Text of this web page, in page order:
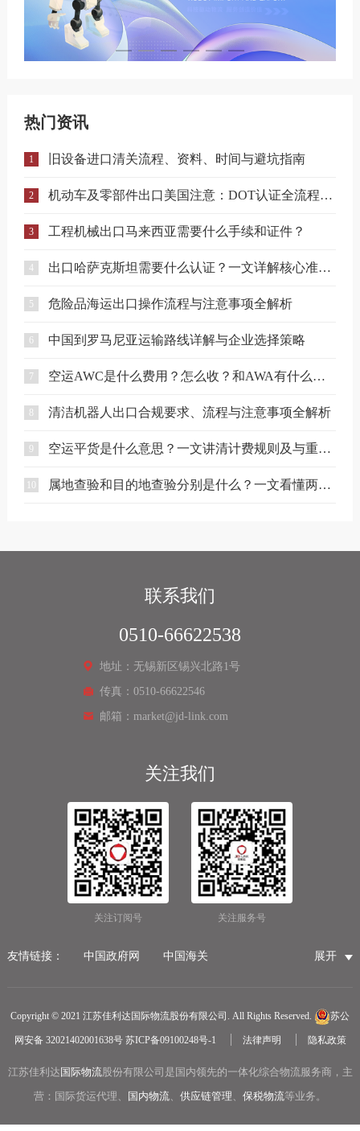
热门资讯
1 旧设备进口清关流程、资料、时间与避坑指南
2 机动车及零部件出口美国注意：DOT认证全流程与合规要点详解
3 工程机械出口马来西亚需要什么手续和证件？
4 出口哈萨克斯坦需要什么认证？一文详解核心准入要求
5 危险品海运出口操作流程与注意事项全解析
6 中国到罗马尼亚运输路线详解与企业选择策略
7 空运AWC是什么费用？怎么收？和AWA有什么区别？
清洁机器人出口合规要求、流程与注意事项全解析
9 空运平货是什么意思？一文讲清计费规则及与重货、泡货的区别
属地查验和目的地查验分别是什么？一文看懂两者区别
联系我们
0510-66622538
地址：无锡新区锡兴北路1号
传真：0510-66622546
邮箱：market@jd-link.com
关注我们
关注订阅号 关注服务号
友情链接： 展开
中国政府网
中国海关
无锡海运代理
无锡仓储服务公司
无锡航空货运
医疗器械第三方仓储
中越物流专线
中欧铁路货运
Copyright © 2021 江苏佳利达国际物流股份有限公司. All Rights Reserved. 苏公
网安备 32021402001638号 苏ICP备09100248号-1 法律声明 隐私政策
江苏佳利达国际物流股份有限公司是国内领先的一体化综合物流服务商，主
营：国际货运代理、 国内物流 供应链管理 保税物流等业务。